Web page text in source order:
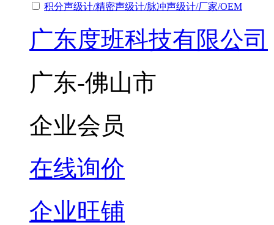
积分声级计/精密声级计/脉冲声级计/厂家/OEM
广东度班科技有限公司
广东-佛山市
企业会员
在线询价
企业旺铺